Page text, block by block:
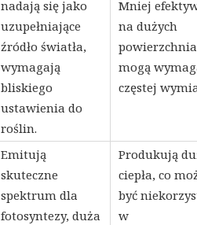
nadają się jako
uzupełniające
źródło światła,
wymagają
bliskiego
ustawienia do
roślin.
Mniej
na dużych
mogą
częstej
Emitują
skuteczne
spektrum dla
fotosyntezy, duża
Produkują
ciepła, co
być
w